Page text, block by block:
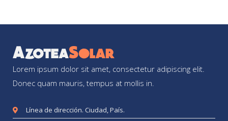
Lorem ipsum dolor sit amet, consectetur adipiscing elit.
Donec quam mauris, tempus at mollis in.
Línea de dirección. Ciudad, País.